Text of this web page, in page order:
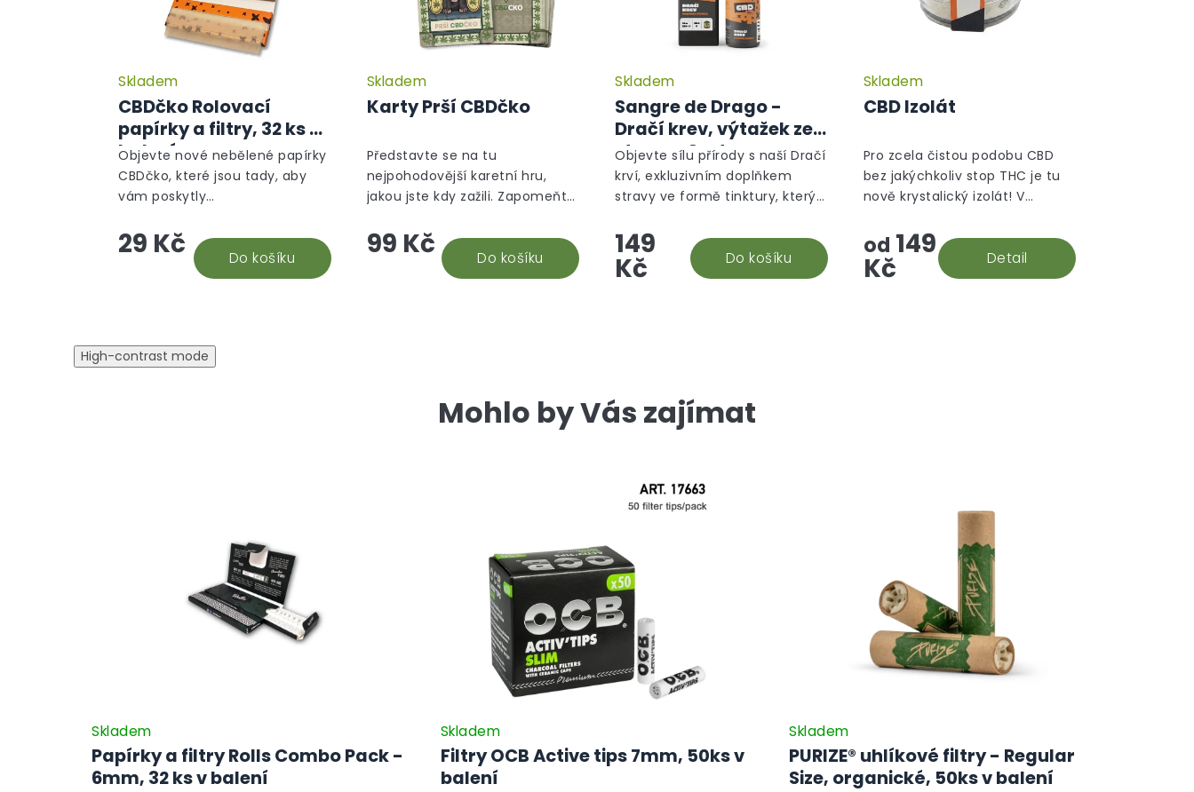
CBDčko Rolovací
papírky a filtry, 32 ks v
balení
Průměrné
hodnocení
produktu
hvězdiček.
Skladem
29 Kč Do košíku
Objevte nové nebělené papírky
CBDčko, které jsou tady, aby
vám poskytly
balení i kouření. Naše papírky
jsou vyrobeny s vášní a péčí,
což se odráží v...
Karty Prší CBDčko
Průměrné
hodnocení
produktu
hvězdiček.
Skladem
99 Kč Do košíku
Představte se na tu
nejpohodovější karetní hru,
jakou jste kdy zažili. Zapomeňte
partie Prší právě dostala nový
rozměr! Přichází karty "Prší...
Sangre de Drago -
Dračí krev, výtažek ze
stromu Croton
Lechleri, 10 ml
Skladem
149
Kč Do košíku
Objevte sílu přírody s naší Dračí
krví, exkluzivním doplňkem
stravy ve formě tinktury, který
stromu Croton lechleri. Tato
unikátní míza, známá jako...
CBD Izolát
Skladem
od 149
Kč Detail
Pro zcela čistou podobu CBD
bez jakýchkoliv stop THC je tu
nově krystalický izolát! V
směrnicemi je jeho izolace
prováděna s maximální péčí, a
vám se tak do...
High-contrast mode
Mohlo by Vás zajímat
Papírky a filtry Rolls Combo Pack -
6mm, 32 ks v balení
Skladem
Filtry OCB Active tips 7mm, 50ks v
balení
Skladem
PURIZE® uhlíkové filtry - Regular
Size, organické, 50ks v balení
Skladem